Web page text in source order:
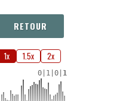
RETOUR
1x 1.5x 2x
0 1 0 1